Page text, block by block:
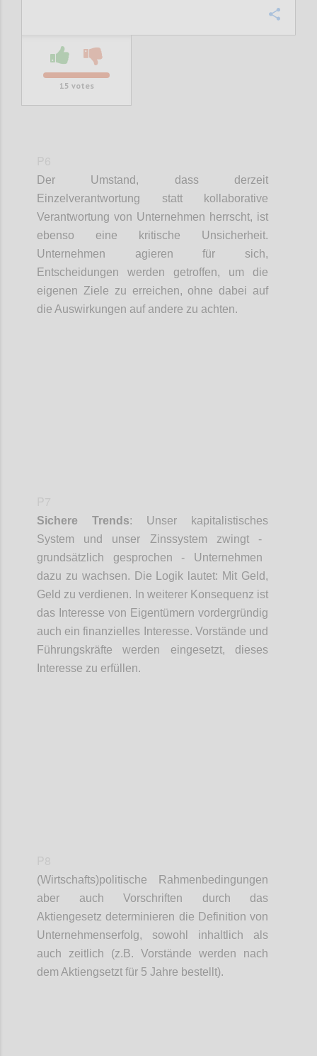
15 votes
Der Umstand, dass derzeit
Einzelverantwortung statt kollaborative
Verantwortung von Unternehmen herrscht, ist
ebenso eine kritische Unsicherheit.
Unternehmen agieren für sich,
Entscheidungen werden getroffen, um die
eigenen Ziele zu erreichen, ohne dabei auf
die Auswirkungen auf andere zu achten.
Sichere Trends: Unser kapitalistisches
System und unser Zinssystem zwingt-
grundsätzlich gesprochen - Unternehmen
dazu zu wachsen. Die Logik lautet: Mit Geld,
Geld zu verdienen. In weiterer Konsequenz ist
das Interesse von Eigentümern vordergründig
auch ein finanzielles Interesse. Vorstände und
Führungskräfte werden eingesetzt, dieses
Interesse zu erfüllen.
(Wirtschafts)politische Rahmenbedingungen
aber auch Vorschriften durch das
Aktiengesetz determinieren die Definition von
Unternehmenserfolg, sowohl inhaltlich als
auch zeitlich (z.B. Vorstände werden nach
dem Aktiengsetzt für 5 Jahre bestellt).